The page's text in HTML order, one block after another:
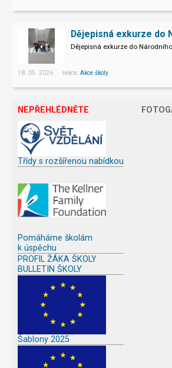
Dějepisná exkurze do
18. 05. 2026 sekce: Akce školy
NEPŘEHLÉDNĚTE
Třídy s rozšířenou nabídkou
Pomáháme školám
k úspěchu
PROFIL ŽÁKA ŠKOLY
BULLETIN ŠKOLY
Šablony 2025